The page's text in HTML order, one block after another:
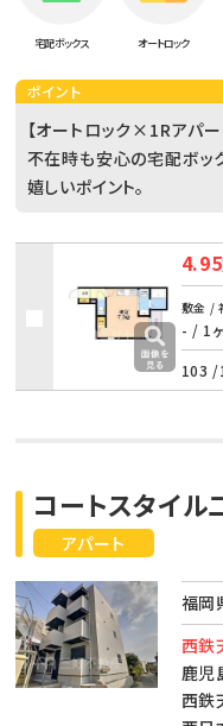
宅配ボックス オートロック
ポイント
【オートロック×1Rアパー
不在時も安心の宅配ボッ
嬉しいポイント。
4.95
敷金 /
- / 1
103 /
アパート
コートスタイル
福岡
西鉄
鹿児
西鉄